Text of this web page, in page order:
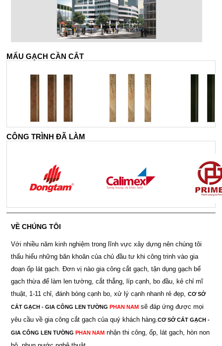
MẤU GẠCH CẦN CẮT
CÔNG TRÌNH ĐÃ LÀM
VỀ CHÚNG TÔI
Với nhiều năm kinh nghiệm trong lĩnh vực xây dựng nên chúng tôi
thấu hiểu những băn khoăn của chủ đầu tư khi công trinh vào gia
đoạn ốp lát gạch. Đơn vị nào gia công cắt gạch, tận dụng gạch bể
gạch thừa để làm len tường, cắt thẳng, líp cạnh, bo đầu, kẻ chỉ mĩ
thuật, 1-11 chỉ, đánh bóng cạnh bo, xử lý cạnh nhanh rẻ đẹp,
CƠ SỞ
CẮT GẠCH - GIA CÔNG LEN TƯỜNG PHAN NAMsẽ đáp ứng được mọi
yêu cầu về gia công cắt gạch của quý khách hàng. CƠ SỞ CẮT GẠCH -
GIA CÔNG LEN TƯỜNG PHAN NAMnhận thi công, ốp, lát gạch, hòn non